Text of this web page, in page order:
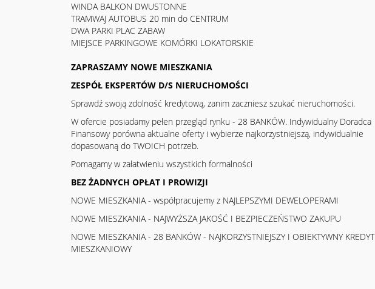
WINDA BALKON DWUSTONNE
TRAMWAJ AUTOBUS 20 min do CENTRUM
DWA PARKI PLAC ZABAW
MIEJSCE PARKINGOWE KOMÓRKI LOKATORSKIE
ZAPRASZAMY NOWE MIESZKANIA
ZESPÓŁ EKSPERTÓW D/S NIERUCHOMOŚCI
Sprawdź swoją zdolność kredytową, zanim zaczniesz szukać nieruchomości.
W ofercie posiadamy pełen przegląd rynku - 28 BANKÓW. Indywidualny Doradca
Finansowy porówna aktualne oferty i wybierze najkorzystniejszą, indywidualnie
dopasowaną do TWOICH potrzeb.
Pomagamy w załatwieniu wszystkich formalności
BEZ ŻADNYCH OPŁAT I PROWIZJI
NOWE MIESZKANIA - współpracujemy z NAJLEPSZYMI DEWELOPERAMI
NOWE MIESZKANIA - NAJWYŻSZA JAKOŚĆ I BEZPIECZEŃSTWO ZAKUPU
NOWE MIESZKANIA - 28 BANKÓW - NAJKORZYSTNIEJSZY I OBIEKTYWNY KREDYT
MIESZKANIOWY